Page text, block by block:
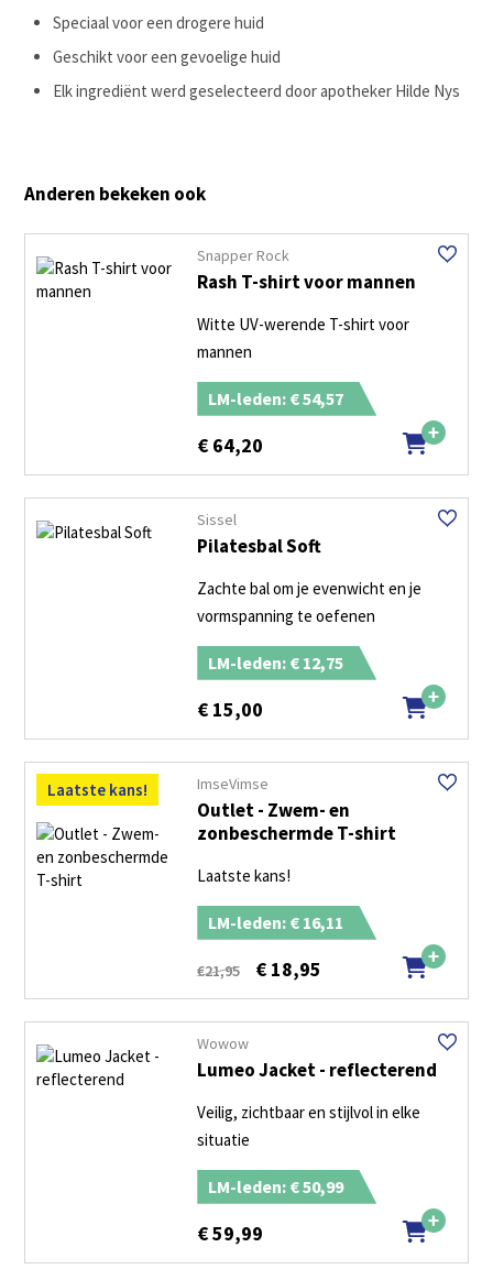
Speciaal voor een drogere huid
Geschikt voor een gevoelige huid
Elk ingrediënt werd geselecteerd door apotheker Hilde Nys
Anderen bekeken ook
Snapper Rock
Rash T-shirt voor mannen
Witte UV-werende T-shirt voor
mannen
LM-leden: € 54,57
€ 64,20
Sissel
Pilatesbal Soft
Zachte bal om je evenwicht en je
vormspanning te oefenen
LM-leden: € 12,75
€ 15,00
Laatste kans! ImseVimse
Outlet - Zwem- en
zonbeschermde T-shirt
Laatste kans!
LM-leden: € 16,11
€21,95 € 18,95
Wowow
Lumeo Jacket - reflecterend
Veilig, zichtbaar en stijlvol in elke
situatie
LM-leden: € 50,99
€59,99